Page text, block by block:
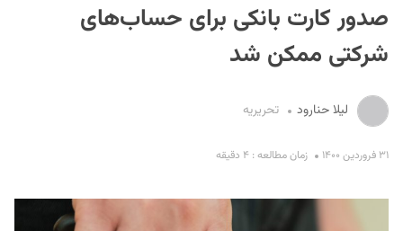
صدور کارت بانکی برای حساب‌های
شرکتی ممکن شد
لیلا حنارود تحریریه
۳۱ فروردین ۱۴۰۰ زمان مطالعه : ۴ دقیقه